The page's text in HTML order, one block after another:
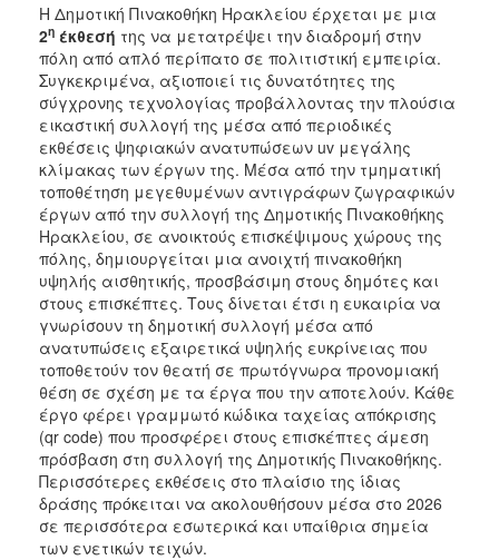
Η Δημοτική Πινακοθήκη Ηρακλείου έρχεται με μια
2η έκθεσή της να μετατρέψει την διαδρομή στην
πόλη από απλό περίπατο σε πολιτιστική εμπειρία.
Συγκεκριμένα, αξιοποιεί τις δυνατότητες της
σύγχρονης τεχνολογίας προβάλλοντας την πλούσια
εικαστική συλλογή της μέσα από περιοδικές
εκθέσεις ψηφιακών ανατυπώσεων uv μεγάλης
κλίμακας των έργων της. Μέσα από την τμηματική
τοποθέτηση μεγεθυμένων αντιγράφων ζωγραφικών
έργων από την συλλογή της Δημοτικής Πινακοθήκης
Ηρακλείου, σε ανοικτούς επισκέψιμους χώρους της
πόλης, δημιουργείται μια ανοιχτή πινακοθήκη
υψηλής αισθητικής, προσβάσιμη στους δημότες και
στους επισκέπτες. Τους δίνεται έτσι η ευκαιρία να
γνωρίσουν τη δημοτική συλλογή μέσα από
ανατυπώσεις εξαιρετικά υψηλής ευκρίνειας που
τοποθετούν τον θεατή σε πρωτόγνωρα προνομιακή
θέση σε σχέση με τα έργα που την αποτελούν. Κάθε
έργο φέρει γραμμωτό κώδικα ταχείας απόκρισης
(qr code) που προσφέρει στους επισκέπτες άμεση
πρόσβαση στη συλλογή της Δημοτικής Πινακοθήκης.
Περισσότερες εκθέσεις στο πλαίσιο της ίδιας
δράσης πρόκειται να ακολουθήσουν μέσα στο 2026
σε περισσότερα εσωτερικά και υπαίθρια σημεία
των ενετικών τειχών.